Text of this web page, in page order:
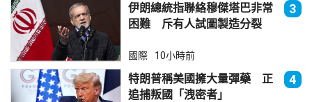
伊朗總統指聯絡穆傑塔巴非常
困難 斥有人試圖製造分裂
3
國際 10小時前
特朗普稱美國擁大量彈藥 正
追捕叛國「洩密者」
4